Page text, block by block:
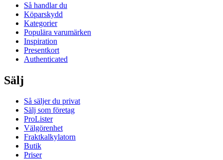
Så handlar du
Köparskydd
Kategorier
Populära varumärken
Inspiration
Presentkort
Authenticated
Sälj
Så säljer du privat
Sälj som företag
ProLister
Välgörenhet
Fraktkalkylatorn
Butik
Priser